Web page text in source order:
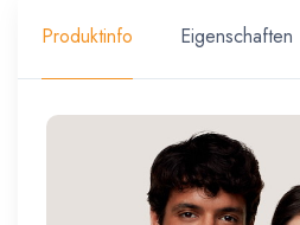
Produktinfo Eigenschaften